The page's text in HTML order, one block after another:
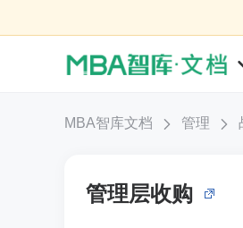
MBA智库文档 管理
管理层收购